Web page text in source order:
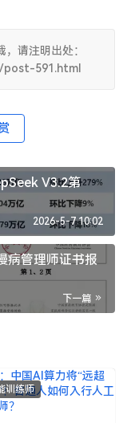
请注明出处：
591.html
V3.2第
2026-5-7 10:02
病管理师证书报
下一篇
训练师